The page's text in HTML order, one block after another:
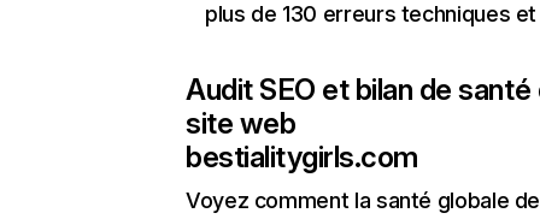
plus de 130 erreurs techniques et
Audit SEO et bilan de santé
site web
bestialitygirls.com
Voyez comment la santé globale